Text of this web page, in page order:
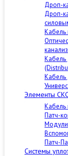
Дроп-
Дроп-
Кабель
Кабель
Элементы
Кабель
Патч-
Патч-
Cистемы